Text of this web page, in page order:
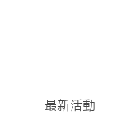
最新活動